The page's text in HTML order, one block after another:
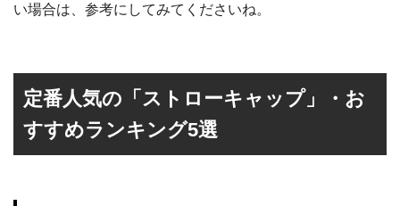
い場合は、参考にしてみてくださいね。
定番人気の「ストローキャップ」・お
すすめランキング5選